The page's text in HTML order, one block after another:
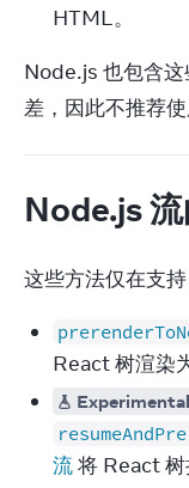
HTML。
Node.js 也包含
差，因此不推荐
Node.js
这些方法仅在支持
React 树渲染
流将 React 树